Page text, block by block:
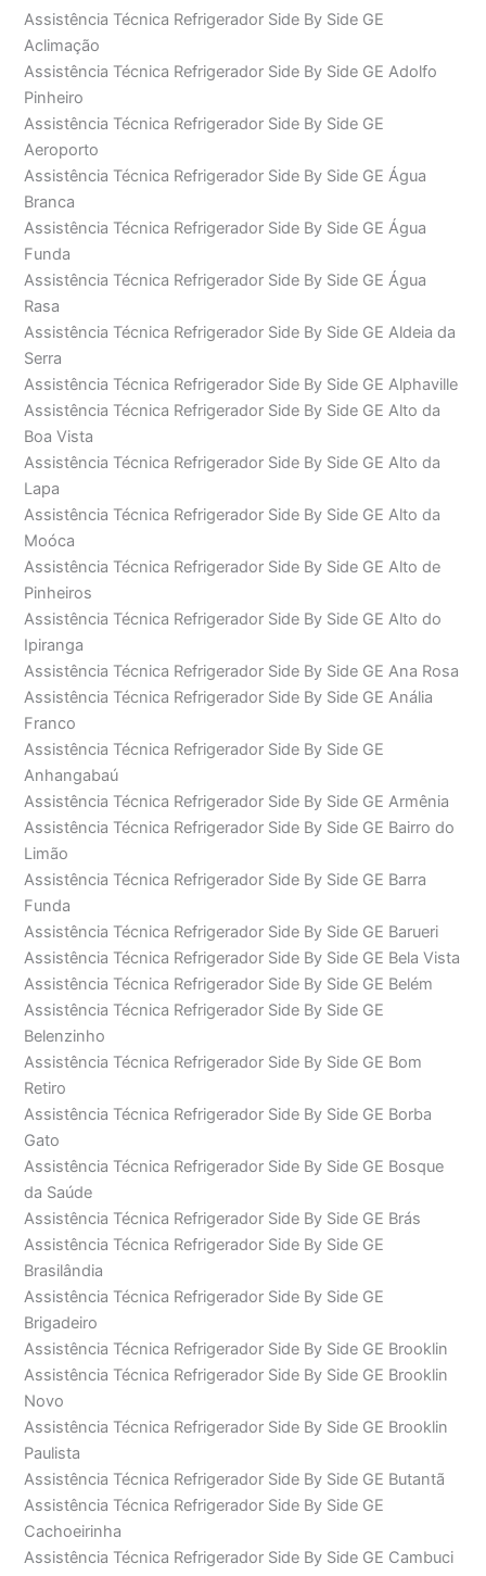
Assistência Técnica Refrigerador Side By Side GE
Aclimação
Assistência Técnica Refrigerador Side By Side GE Adolfo
Pinheiro
Assistência Técnica Refrigerador Side By Side GE
Aeroporto
Assistência Técnica Refrigerador Side By Side GE Água
Branca
Assistência Técnica Refrigerador Side By Side GE Água
Funda
Assistência Técnica Refrigerador Side By Side GE Água
Rasa
Assistência Técnica Refrigerador Side By Side GE Aldeia da
Serra
Assistência Técnica Refrigerador Side By Side GE Alphaville
Assistência Técnica Refrigerador Side By Side GE Alto da
Boa Vista
Assistência Técnica Refrigerador Side By Side GE Alto da
Lapa
Assistência Técnica Refrigerador Side By Side GE Alto da
Moóca
Assistência Técnica Refrigerador Side By Side GE Alto de
Pinheiros
Assistência Técnica Refrigerador Side By Side GE Alto do
Ipiranga
Assistência Técnica Refrigerador Side By Side GE Ana Rosa
Assistência Técnica Refrigerador Side By Side GE Anália
Franco
Assistência Técnica Refrigerador Side By Side GE
Anhangabaú
Assistência Técnica Refrigerador Side By Side GE Armênia
Assistência Técnica Refrigerador Side By Side GE Bairro do
Limão
Assistência Técnica Refrigerador Side By Side GE Barra
Funda
Assistência Técnica Refrigerador Side By Side GE Barueri
Assistência Técnica Refrigerador Side By Side GE Bela Vista
Assistência Técnica Refrigerador Side By Side GE Belém
Assistência Técnica Refrigerador Side By Side GE
Belenzinho
Assistência Técnica Refrigerador Side By Side GE Bom
Retiro
Assistência Técnica Refrigerador Side By Side GE Borba
Gato
Assistência Técnica Refrigerador Side By Side GE Bosque
da Saúde
Assistência Técnica Refrigerador Side By Side GE Brás
Assistência Técnica Refrigerador Side By Side GE
Brasilândia
Assistência Técnica Refrigerador Side By Side GE
Brigadeiro
Assistência Técnica Refrigerador Side By Side GE Brooklin
Assistência Técnica Refrigerador Side By Side GE Brooklin
Novo
Assistência Técnica Refrigerador Side By Side GE Brooklin
Paulista
Assistência Técnica Refrigerador Side By Side GE Butantã
Assistência Técnica Refrigerador Side By Side GE
Cachoeirinha
Assistência Técnica Refrigerador Side By Side GE Cambuci